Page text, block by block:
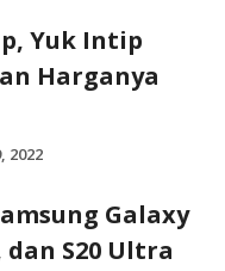
Yuk Intip
Harganya
2022
Galaxy
dan S20 Ultra